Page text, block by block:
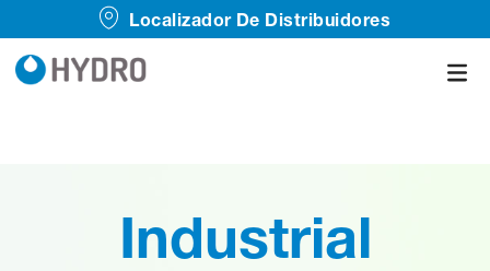
Localizador De Distribuidores
Industrial